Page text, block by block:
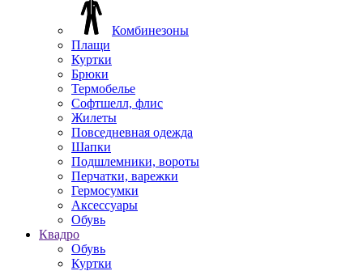
Комбинезоны
Плащи
Куртки
Брюки
Термобелье
Софтшелл, флис
Жилеты
Повседневная одежда
Шапки
Подшлемники, вороты
Перчатки, варежки
Гермосумки
Аксессуары
Обувь
Квадро
Обувь
Куртки